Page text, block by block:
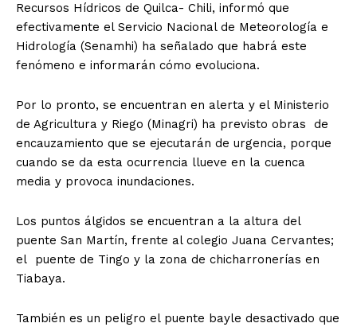
Recursos Hídricos de Quilca- Chili, informó que
efectivamente el Servicio Nacional de Meteorología e
Hidrología (Senamhi) ha señalado que habrá este
fenómeno e informarán cómo evoluciona.
Por lo pronto, se encuentran en alerta y el Ministerio
de Agricultura y Riego (Minagri) ha previsto obras de
encauzamiento que se ejecutarán de urgencia, porque
cuando se da esta ocurrencia llueve en la cuenca
media y provoca inundaciones.
Los puntos álgidos se encuentran a la altura del
puente San Martín, frente al colegio Juana Cervantes;
el puente de Tingo y la zona de chicharronerías en
Tiabaya.
También es un peligro el puente bayle desactivado que